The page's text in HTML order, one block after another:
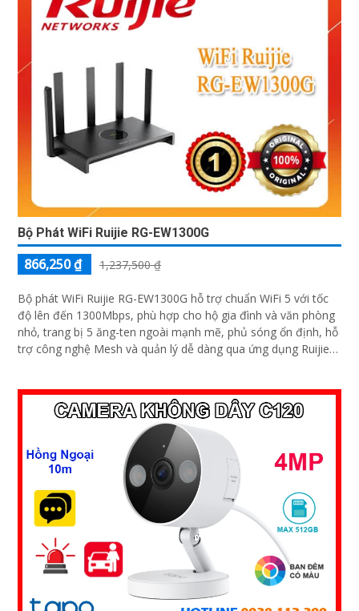
Bộ Phát WiFi Ruijie RG-EW1300G
866,250 ₫ 1,237,500 ₫
Bộ phát WiFi Ruijie RG-EW1300G hỗ trợ chuẩn WiFi 5 với tốc
độ lên đến 1300Mbps, phù hợp cho hộ gia đình và văn phòng
nhỏ, trang bị 5 ăng-ten ngoài mạnh mẽ, phủ sóng ổn định, hỗ
trợ công nghệ Mesh và quản lý dễ dàng qua ứng dụng Ruijie